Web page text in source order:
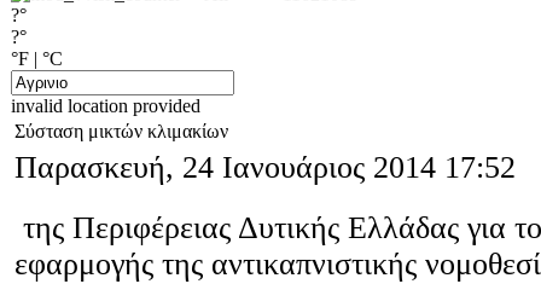
?°
?°
°F | °C
invalid location provided
Σύσταση μικτών κλιμακίων
Παρασκευή, 24 Ιανουάριος 2014 17:52
της Περιφέρειας Δυτικής Ελλάδας για
εφαρμογής της αντικαπνιστικής